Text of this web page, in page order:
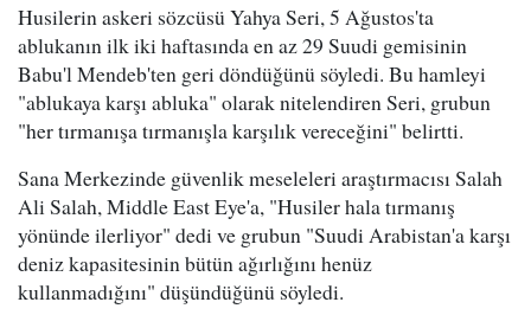
Husilerin askeri sözcüsü Yahya Seri, 5 Ağustos'ta
ablukanın ilk iki haftasında en az 29 Suudi gemisinin
Babu'l Mendeb'ten geri döndüğünü söyledi. Bu hamleyi
"ablukaya karşı abluka" olarak nitelendiren Seri, grubun
"her tırmanışa tırmanışla karşılık vereceğini" belirtti.
Sana Merkezinde güvenlik meseleleri araştırmacısı Salah
Ali Salah, Middle East Eye'a, "Husiler hala tırmanış
yönünde ilerliyor" dedi ve grubun "Suudi Arabistan'a karşı
deniz kapasitesinin bütün ağırlığını henüz
kullanmadığını" düşündüğünü söyledi.